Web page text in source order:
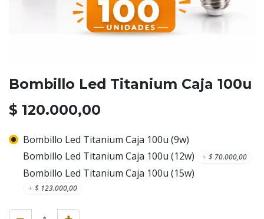
Bombillo Led Titanium Caja 100u
$ 120.000,00
Bombillo Led Titanium Caja 100u (9w)
Bombillo Led Titanium Caja 100u (12w)
+ $ 70.000,00
Bombillo Led Titanium Caja 100u (15w)
+ $ 123.000,00